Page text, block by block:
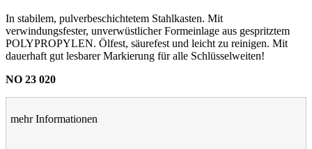
In stabilem, pulverbeschichtetem Stahlkasten. Mit
verwindungsfester, unverwüstlicher Formeinlage aus gespritztem
POLYPROPYLEN. Ölfest, säurefest und leicht zu reinigen. Mit
dauerhaft gut lesbarer Markierung für alle Schlüsselweiten!
NO 23 020
mehr Informationen